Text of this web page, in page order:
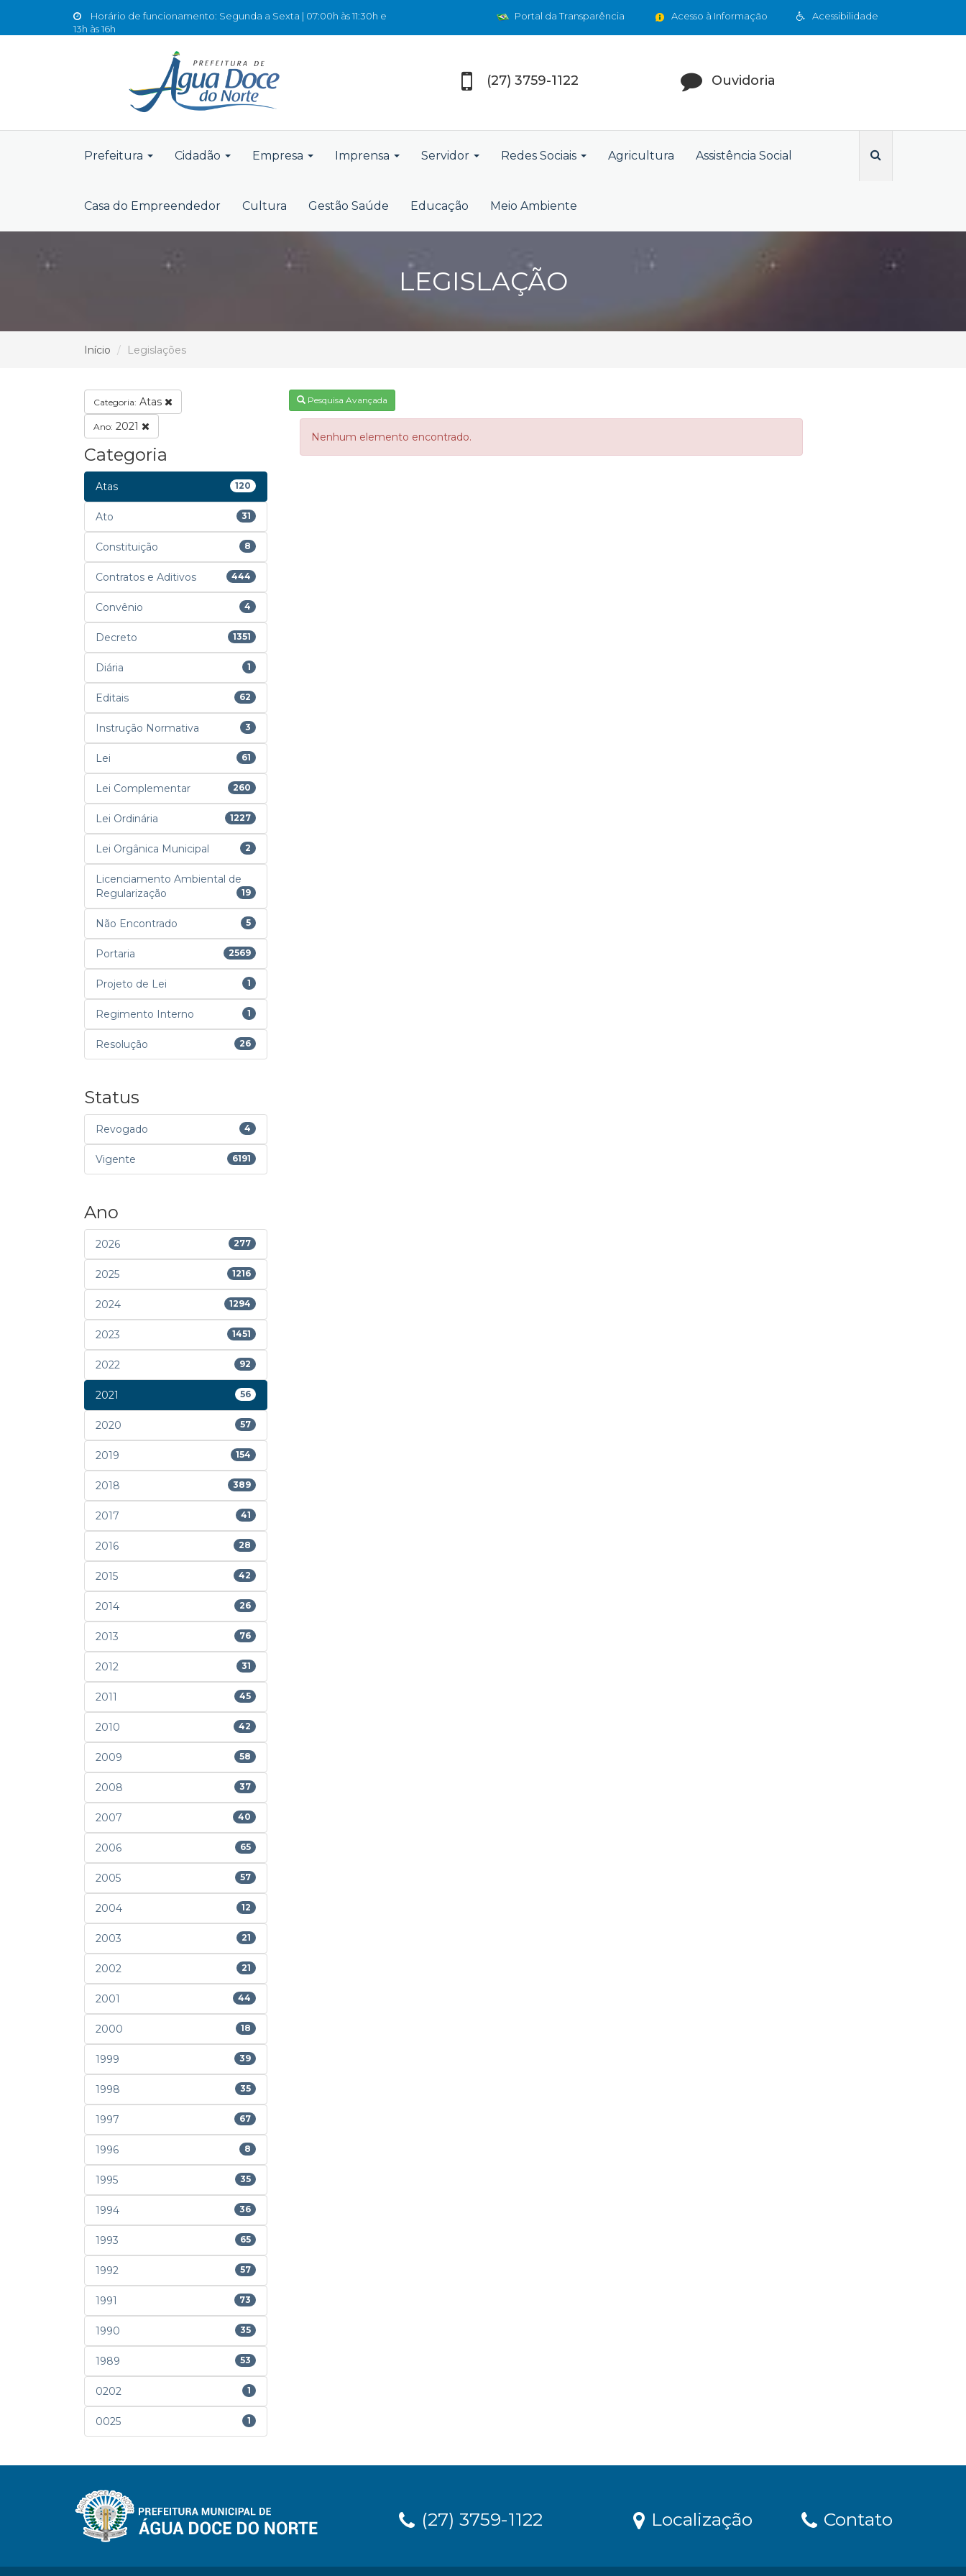
Horário de funcionamento: Segunda a Sexta | 07:00h às 11:30h e
13h às 16h
Acessibilidade
Acesso à Informação
Portal da Transparência
(27) 3759-1122 Ouvidoria
Prefeitura Cidadão Empresa Imprensa Servidor Redes Sociais Agricultura Assistência Social
Casa do Empreendedor Cultura Gestão Saúde Educação Meio Ambiente
LEGISLAÇÃO
Início Legislações
Categoria: Atas
Ano: 2021
Categoria
Atas 120
Ato 31
Constituição 8
Contratos e Aditivos 444
Convênio 4
Decreto 1351
Diária 1
Editais 62
Instrução Normativa 3
Lei 61
Lei Complementar 260
Lei Ordinária 1227
Lei Orgânica Municipal 2
Licenciamento Ambiental de
Regularização
19
Não Encontrado 5
Portaria 2569
Projeto de Lei 1
Regimento Interno 1
Resolução 26
Status
Revogado 4
Vigente 6191
Ano
2026 277
2025 1216
2024 1294
2023 1451
2022 92
2021 56
2020 57
2019 154
2018 389
2017 41
2016 28
2015 42
2014 26
2013 76
2012 31
2011 45
2010 42
2009 58
2008 37
2007 40
2006 65
2005 57
2004 12
2003 21
2002 21
2001 44
2000 18
1999 39
1998 35
1997 67
1996 8
1995 35
1994 36
1993 65
1992 57
1991 73
1990 35
1989 53
0202 1
0025 1
Pesquisa Avançada
Nenhum elemento encontrado.
(27) 3759-1122 Localização Contato